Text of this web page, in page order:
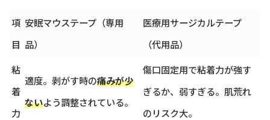
項
目
安眠マウステープ（専用
品）
医療用サージカルテープ
（代用品）
粘
着
力
適度。剥がす時の痛みが少
ないよう調整されている。
傷口固定用で粘着力が強す
ぎるか、弱すぎる。肌荒れ
のリスク大。